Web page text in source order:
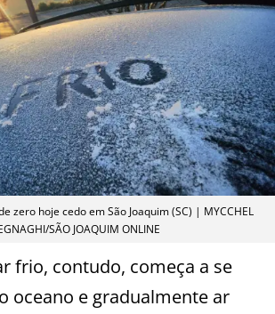
zero hoje cedo em São Joaquim (SC) | MYCCHEL
SÃO JOAQUIM ONLINE
frio, contudo, começa a se
oceano e gradualmente ar